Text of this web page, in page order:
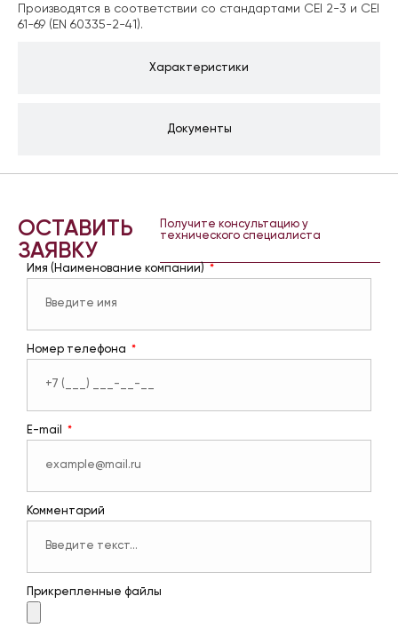
Характеристики
Документы
Производятся в соответствии со стандартами CEI 2-3 и CEI
61-69 (EN 60335-2-41).
ОСТАВИТЬ
ЗАЯВКУ
Получите консультацию у
технического специалиста
Имя (Наименование компании)
Номер телефона
E-mail
Комментарий
Прикрепленные файлы